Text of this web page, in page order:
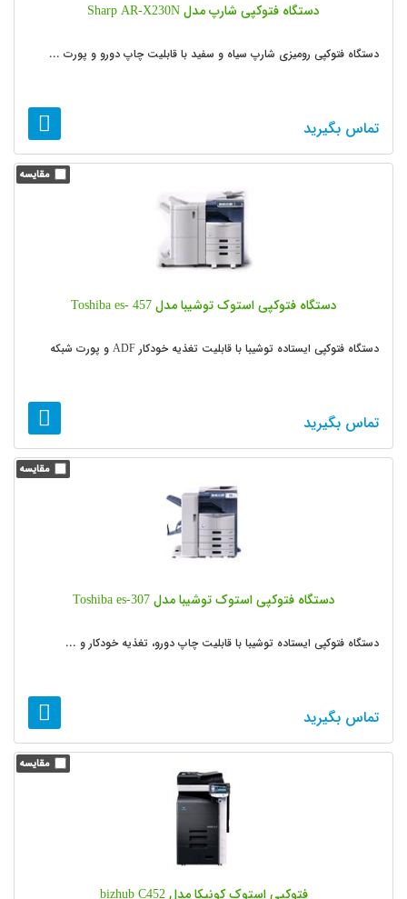
دستگاه فتوکپی شارپ مدل Sharp AR-X230N
دستگاه فتوکپی رومیزی شارپ سیاه و سفید با قابلیت چاپ دورو و پورت ...
تماس بگیرید
دستگاه فتوکپی استوک توشیبا مدل Toshiba es- 457
دستگاه فتوکپی ایستاده توشیبا با قابلیت تغذیه خودکار ADF و پورت شبکه
تماس بگیرید
دستگاه فتوکپی استوک توشیبا مدل Toshiba es-307
دستگاه فتوکپی ایستاده توشیبا با قابلیت چاپ دورو، تغذیه خودکار و ...
تماس بگیرید
فتوکپی استوک کونیکا مدل bizhub C452